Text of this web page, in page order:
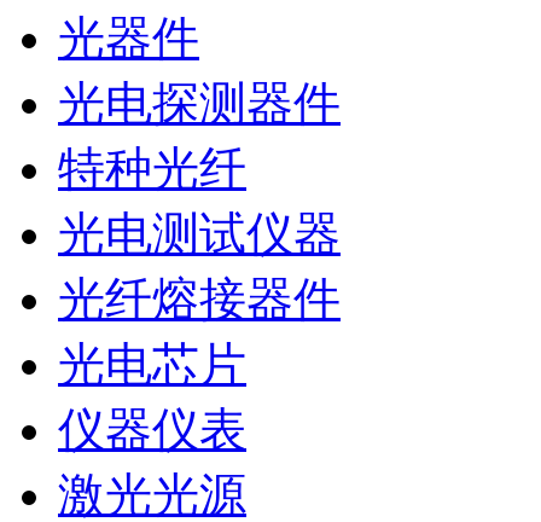
光器件
光电探测器件
特种光纤
光电测试仪器
光纤熔接器件
光电芯片
仪器仪表
激光光源